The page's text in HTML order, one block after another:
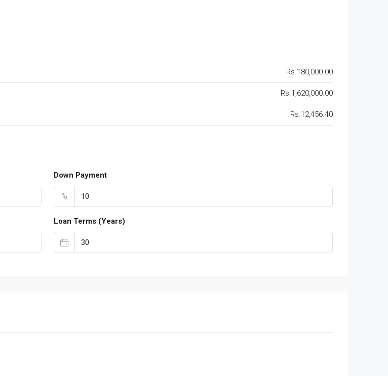
Rs.180,000.00
Rs.1,620,000.00
Rs.12,456.40
Down Payment
%
Loan Terms (Years)